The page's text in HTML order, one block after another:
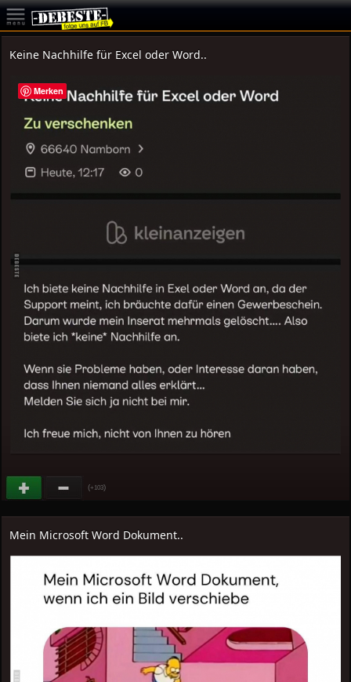
Keine Nachhilfe für Excel oder Word..
(+103)
Mein Microsoft Word Dokument..
Merken